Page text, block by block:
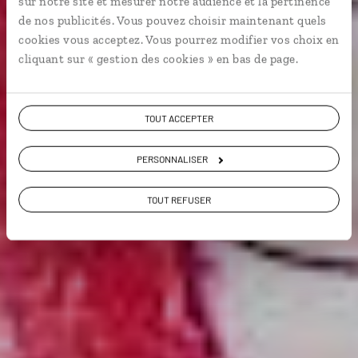
de nos publicités. Vous pouvez choisir maintenant quels
cookies vous acceptez. Vous pourrez modifier vos choix en
cliquant sur « gestion des cookies » en bas de page.
TOUT ACCEPTER
PERSONNALISER
TOUT REFUSER
Voir les 240 avis sur les voyages au Vietnam
VOIR LA GALERIE PHOTOS